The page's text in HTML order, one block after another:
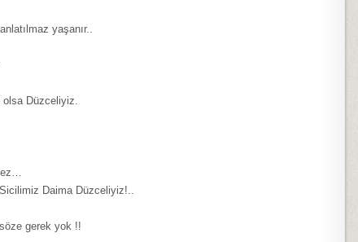
yaşanır..
Düzceliyiz.
Daima Düzceliyiz!..
gerek yok !!